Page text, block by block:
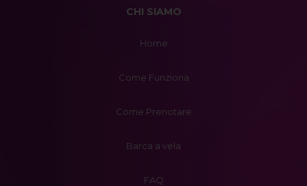
CHI SIAMO
Home
Come Funziona
Come Prenotare
Barca a vela
FAQ